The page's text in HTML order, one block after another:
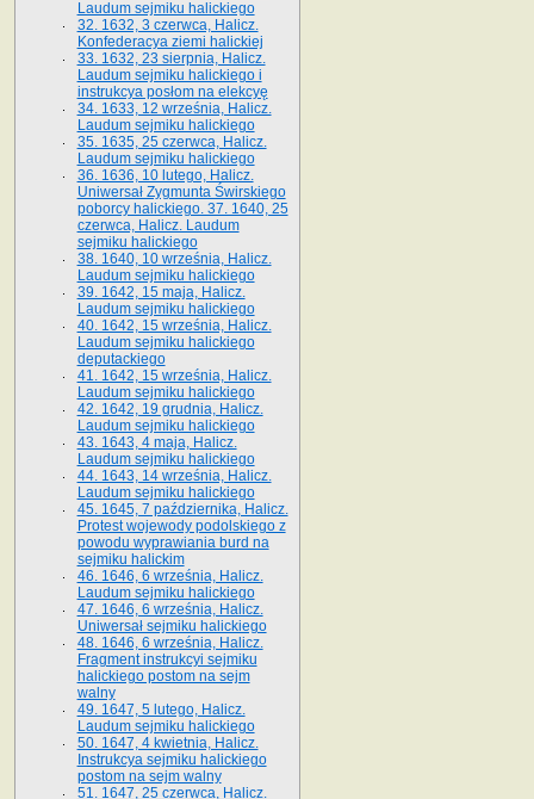
Laudum sejmiku halickiego
32. 1632, 3 czerwca, Halicz.
Konfederacya ziemi halickiej
33. 1632, 23 sierpnia, Halicz.
Laudum sejmiku halickiego i
instrukcya posłom na elekcyę
34. 1633, 12 września, Halicz.
Laudum sejmiku halickiego
35. 1635, 25 czerwca, Halicz.
Laudum sejmiku halickiego
36. 1636, 10 lutego, Halicz.
Uniwersał Zygmunta Świrskiego
poborcy halickiego. 37. 1640, 25
czerwca, Halicz. Laudum
sejmiku halickiego
38. 1640, 10 września, Halicz.
Laudum sejmiku halickiego
39. 1642, 15 maja, Halicz.
Laudum sejmiku halickiego
40. 1642, 15 września, Halicz.
Laudum sejmiku halickiego
deputackiego
41. 1642, 15 września, Halicz.
Laudum sejmiku halickiego
42. 1642, 19 grudnia, Halicz.
Laudum sejmiku halickiego
43. 1643, 4 maja, Halicz.
Laudum sejmiku halickiego
44. 1643, 14 września, Halicz.
Laudum sejmiku halickiego
45. 1645, 7 października, Halicz.
Protest wojewody podolskiego z
powodu wyprawiania burd na
sejmiku halickim
46. 1646, 6 września, Halicz.
Laudum sejmiku halickiego
47. 1646, 6 września, Halicz.
Uniwersał sejmiku halickiego
48. 1646, 6 września, Halicz.
Fragment instrukcyi sejmiku
halickiego postom na sejm
walny
49. 1647, 5 lutego, Halicz.
Laudum sejmiku halickiego
50. 1647, 4 kwietnia, Halicz.
Instrukcya sejmiku halickiego
postom na sejm walny
51. 1647, 25 czerwca, Halicz.